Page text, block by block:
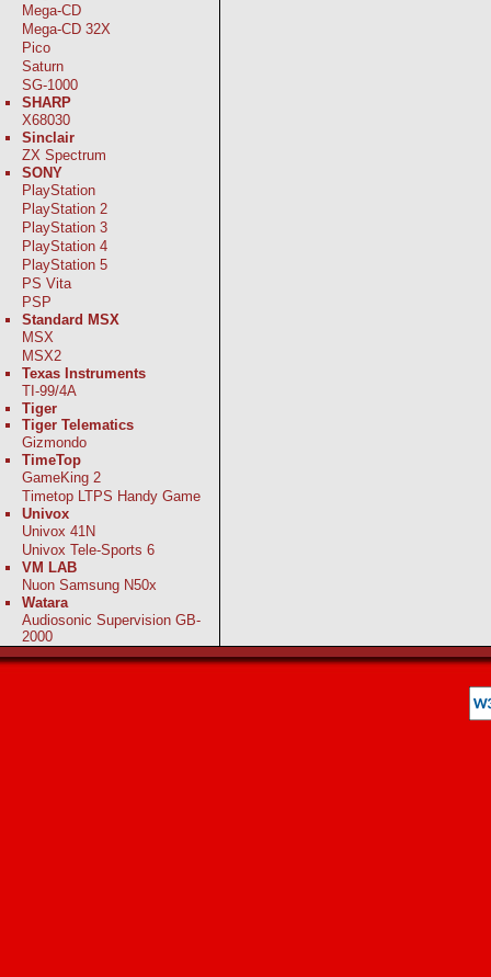
Mega-CD
Mega-CD 32X
Pico
Saturn
SG-1000
SHARP
X68030
Sinclair
ZX Spectrum
SONY
PlayStation
PlayStation 2
PlayStation 3
PlayStation 4
PlayStation 5
PS Vita
PSP
Standard MSX
MSX
MSX2
Texas Instruments
TI-99/4A
Tiger
Tiger Telematics
Gizmondo
TimeTop
GameKing 2
Timetop LTPS Handy Game
Univox
Univox 41N
Univox Tele-Sports 6
VM LAB
Nuon Samsung N50x
Watara
Audiosonic Supervision GB-
2000